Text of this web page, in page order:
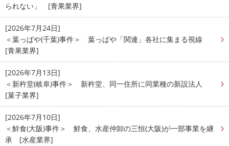
られない」 [青果業界]
[2026年7月24日]
＜葉っぱや(千葉)事件＞ 葉っぱや「関連」各社に集まる視線
[青果業界]
[2026年7月13日]
＜新杵堂(岐阜)事件＞ 新杵堂、同一住所に同業種の新設法人
[菓子業界]
[2026年7月10日]
＜鮮食(大阪)事件＞ 鮮食、水産仲卸の三恒(大阪)が一部事業を継
承 [水産業界]